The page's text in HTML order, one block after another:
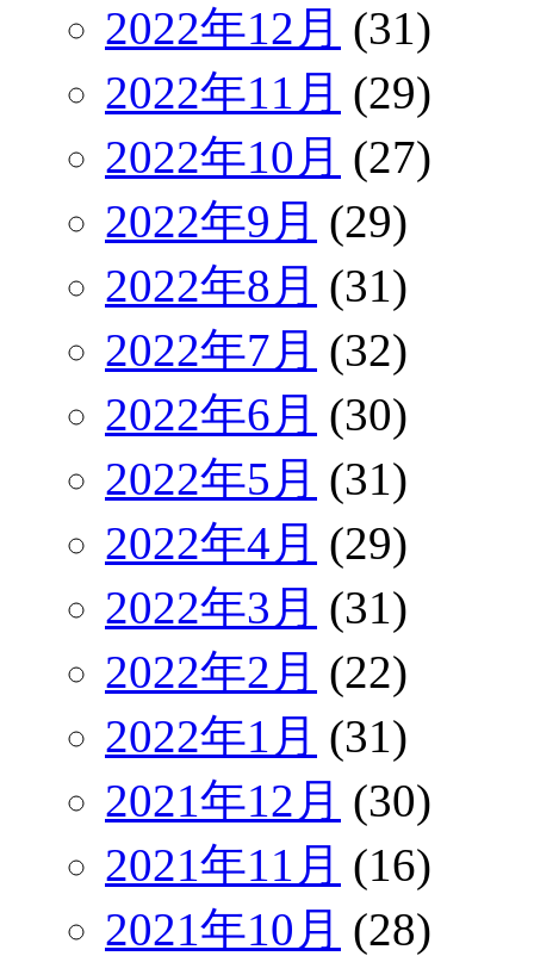
2022年12月 (31)
2022年11月 (29)
2022年10月 (27)
2022年9月 (29)
2022年8月 (31)
2022年7月 (32)
2022年6月 (30)
2022年5月 (31)
2022年4月 (29)
2022年3月 (31)
2022年2月 (22)
2022年1月 (31)
2021年12月 (30)
2021年11月 (16)
2021年10月 (28)